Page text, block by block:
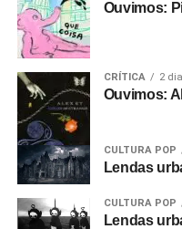
Ouvimos:
CRÍTICA 2
Ouvimos:
CULTURA POP
Lendas
CULTURA POP
Lendas